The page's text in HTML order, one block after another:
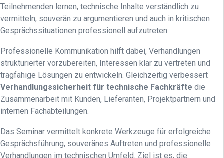
Teilnehmenden lernen, technische Inhalte verständlich zu
vermitteln, souverän zu argumentieren und auch in kritischen
Gesprächssituationen professionell aufzutreten.
Professionelle Kommunikation hilft dabei, Verhandlungen
strukturierter vorzubereiten, Interessen klar zu vertreten und
tragfähige Lösungen zu entwickeln. Gleichzeitig verbessert
Verhandlungssicherheit für technische Fachkräfte die
Zusammenarbeit mit Kunden, Lieferanten, Projektpartnern und
internen Fachabteilungen.
Das Seminar vermittelt konkrete Werkzeuge für erfolgreiche
Gesprächsführung, souveränes Auftreten und professionelle
Verhandlungen im technischen Umfeld. Ziel ist es, die